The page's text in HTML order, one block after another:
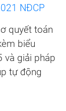
NĐCP
quyết toán
biểu
và giải pháp
tự động